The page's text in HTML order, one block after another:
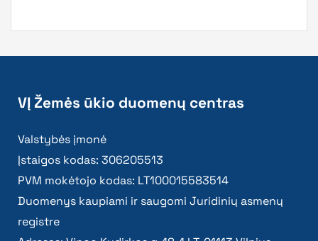
VĮ Žemės ūkio duomenų centras
Valstybės įmonė
Įstaigos kodas: 306205513
PVM mokėtojo kodas: LT100015583514
Duomenys kaupiami ir saugomi Juridinių asmenų
registre